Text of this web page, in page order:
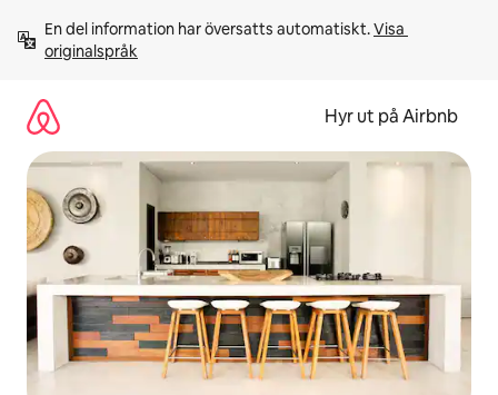
innehåll
En del information har översatts automatiskt. Visa
originalspråk
Hyr ut på Airbnb